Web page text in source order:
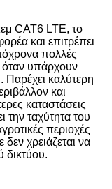
CAT6 LTE, το
και επιτρέπει
πολλές
όταν υπάρχουν
Παρέχει καλύτερη
και
καταστάσεις
ταχύτητα του
περιοχές
χρειάζεται να
δικτύου.